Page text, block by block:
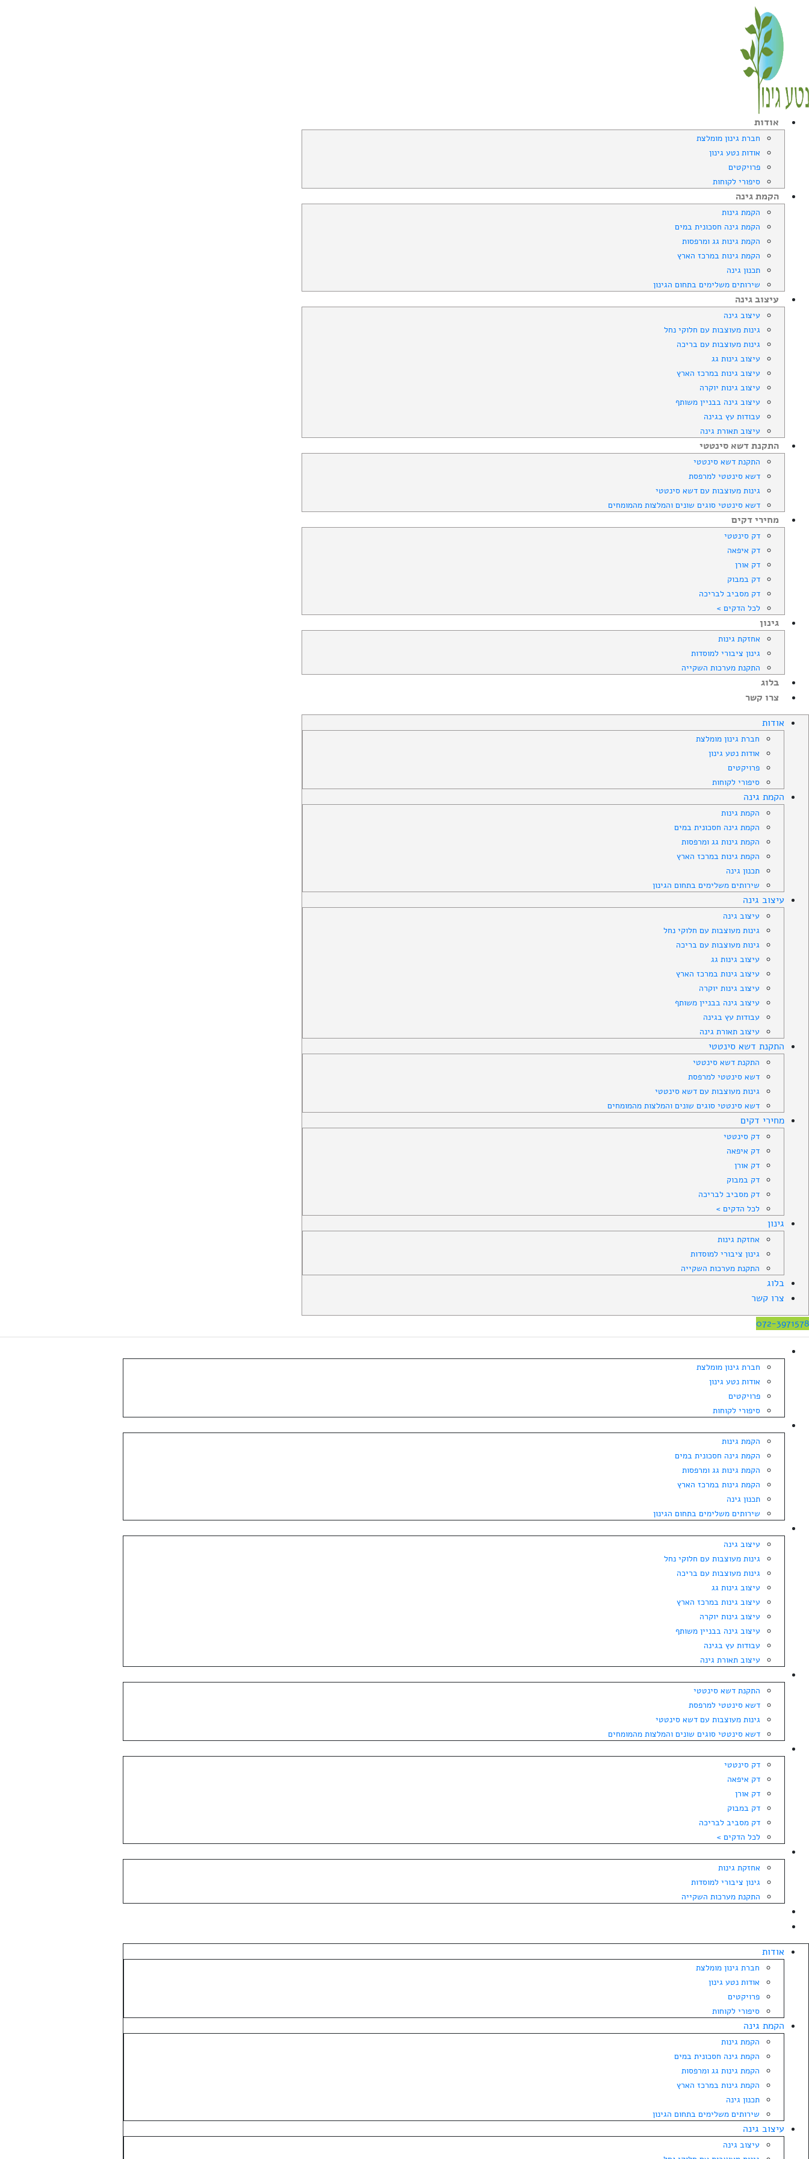
אודות
חברת גינון מומלצת
אודות נטע גינון
פרויקטים
סיפורי לקוחות
הקמת גינה
הקמת גינות
הקמת גינה חסכונית במים
הקמת גינות גג ומרפסות
הקמת גינות במרכז הארץ
תכנון גינה
שירותים משלימים בתחום הגינון
עיצוב גינה
עיצוב גינה
גינות מעוצבות עם חלוקי נחל
גינות מעוצבות עם בריכה
עיצוב גינות גג
עיצוב גינות במרכז הארץ
עיצוב גינות יוקרה
עיצוב גינה בבניין משותף
עבודות עץ בגינה
עיצוב תאורת גינה
התקנת דשא סינטטי
התקנת דשא סינטטי
דשא סינטטי למרפסת
גינות מעוצבות עם דשא סינטטי
דשא סינטטי סוגים שונים והמלצות מהמומחים
מחירי דקים
דק סינטטי
דק איפאה
דק אורן
דק במבוק
דק מסביב לבריכה
לכל הדקים >
גינון
אחזקת גינות
גינון ציבורי למוסדות
התקנת מערכות השקייה
בלוג
צרו קשר
אודות
חברת גינון מומלצת
אודות נטע גינון
פרויקטים
סיפורי לקוחות
הקמת גינה
הקמת גינות
הקמת גינה חסכונית במים
הקמת גינות גג ומרפסות
הקמת גינות במרכז הארץ
תכנון גינה
שירותים משלימים בתחום הגינון
עיצוב גינה
עיצוב גינה
גינות מעוצבות עם חלוקי נחל
גינות מעוצבות עם בריכה
עיצוב גינות גג
עיצוב גינות במרכז הארץ
עיצוב גינות יוקרה
עיצוב גינה בבניין משותף
עבודות עץ בגינה
עיצוב תאורת גינה
התקנת דשא סינטטי
התקנת דשא סינטטי
דשא סינטטי למרפסת
גינות מעוצבות עם דשא סינטטי
דשא סינטטי סוגים שונים והמלצות מהמומחים
מחירי דקים
דק סינטטי
דק איפאה
דק אורן
דק במבוק
דק מסביב לבריכה
לכל הדקים >
גינון
אחזקת גינות
גינון ציבורי למוסדות
התקנת מערכות השקייה
בלוג
צרו קשר
072-3971578
חברת גינון מומלצת
אודות נטע גינון
פרויקטים
סיפורי לקוחות
הקמת גינות
הקמת גינה חסכונית במים
הקמת גינות גג ומרפסות
הקמת גינות במרכז הארץ
תכנון גינה
שירותים משלימים בתחום הגינון
עיצוב גינה
גינות מעוצבות עם חלוקי נחל
גינות מעוצבות עם בריכה
עיצוב גינות גג
עיצוב גינות במרכז הארץ
עיצוב גינות יוקרה
עיצוב גינה בבניין משותף
עבודות עץ בגינה
עיצוב תאורת גינה
התקנת דשא סינטטי
דשא סינטטי למרפסת
גינות מעוצבות עם דשא סינטטי
דשא סינטטי סוגים שונים והמלצות מהמומחים
דק סינטטי
דק איפאה
דק אורן
דק במבוק
דק מסביב לבריכה
לכל הדקים >
אחזקת גינות
גינון ציבורי למוסדות
התקנת מערכות השקייה
אודות
חברת גינון מומלצת
אודות נטע גינון
פרויקטים
סיפורי לקוחות
הקמת גינה
הקמת גינות
הקמת גינה חסכונית במים
הקמת גינות גג ומרפסות
הקמת גינות במרכז הארץ
תכנון גינה
שירותים משלימים בתחום הגינון
עיצוב גינה
עיצוב גינה